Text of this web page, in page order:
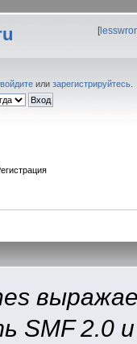
[
войдите или зарегистрируйтесь
SMF 2.0